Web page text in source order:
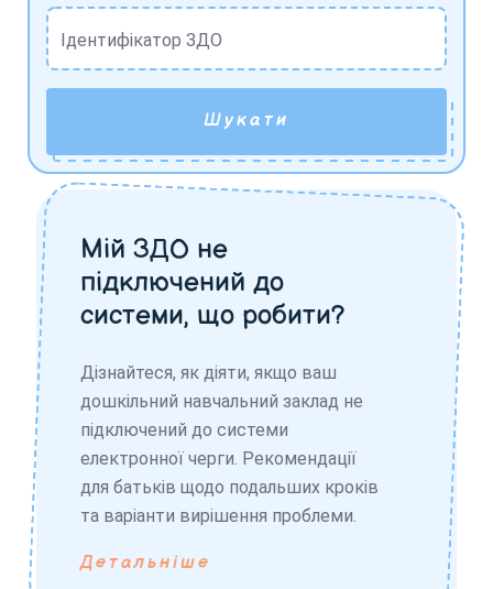
Ідентифікатор ЗДО
Шукати
Мій ЗДО не
підключений до
системи, що робити?
Дізнайтеся, як діяти, якщо ваш
дошкільний навчальний заклад не
підключений до системи
електронної черги. Рекомендації
для батьків щодо подальших кроків
та варіанти вирішення проблеми.
Детальніше